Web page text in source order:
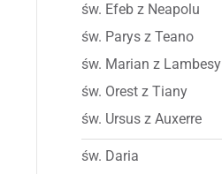
św. Efeb z Neapolu
św. Parys z Teano
św. Marian z Lambesy
św. Orest z Tiany
św. Ursus z Auxerre
św. Daria